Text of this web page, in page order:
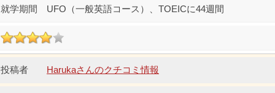
UFO（一般英語コース）、TOEICに44週間
Harukaさんのクチコミ情報